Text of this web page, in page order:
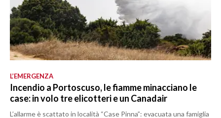
L’EMERGENZA
Incendio a Portoscuso, le fiamme minacciano le
case: in volo tre elicotteri e un Canadair
L’allarme è scattato in località “Case Pinna”: evacuata una famiglia